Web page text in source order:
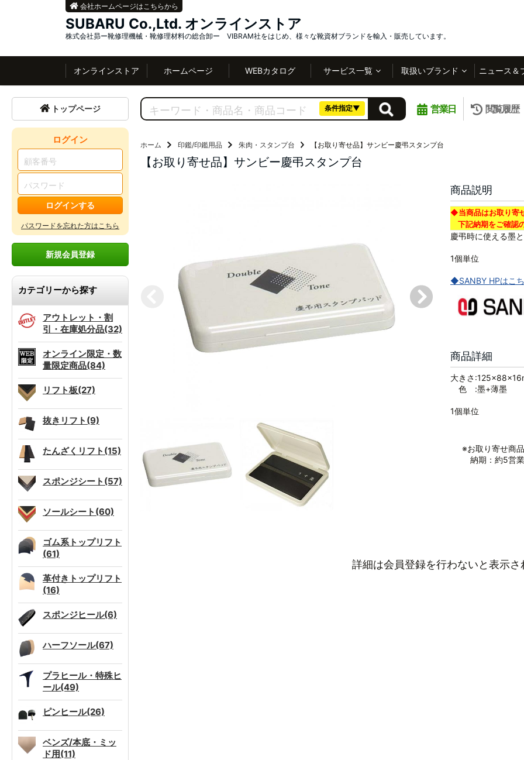
SUBARU Co.,Ltd. オンラインストア
株式会社昴ー靴修理機械・靴修理材料の総合卸ー VIBRAM社をはじめ、様々な靴資材ブランドを輸入・販売しています。
会社ホームページはこちらから
オンラインストア ホームページ WEBカタログ サービス一覧 取扱いブランド ニュース＆
トップページ
ログイン
ログインする
パスワードを忘れた方はこちら
新規会員登録
カテゴリーから探す
アウトレット・割
引・在庫処分品(32)
オンライン限定・数
量限定商品(84)
リフト板(27)
抜きリフト(9)
たんざくリフト(15)
スポンジシート(57)
ソールシート(60)
ゴム系トップリフト
(61)
革付きトップリフト
(16)
スポンジヒール(6)
ハーフソール(67)
プラヒール・特殊ヒ
ール(49)
ピンヒール(26)
ベンズ/本底・ミッ
ド用(11)
条件指定▼ 営業日 閲覧履歴
ホーム 印鑑/印鑑用品 朱肉・スタンプ台 【お取り寄せ品】サンビー慶弔スタンプ台
【お取り寄せ品】サンビー慶弔スタンプ台
商品説明
◆当商品はお取り寄
下記納期をご確認
慶弔時に使える墨
1個単位
◆SANBY HPはこ
商品詳細
大きさ
色 :墨+薄墨
1個単位
※お取り寄せ商
納期：約5営
詳細は会員登録を行わないと表示さ